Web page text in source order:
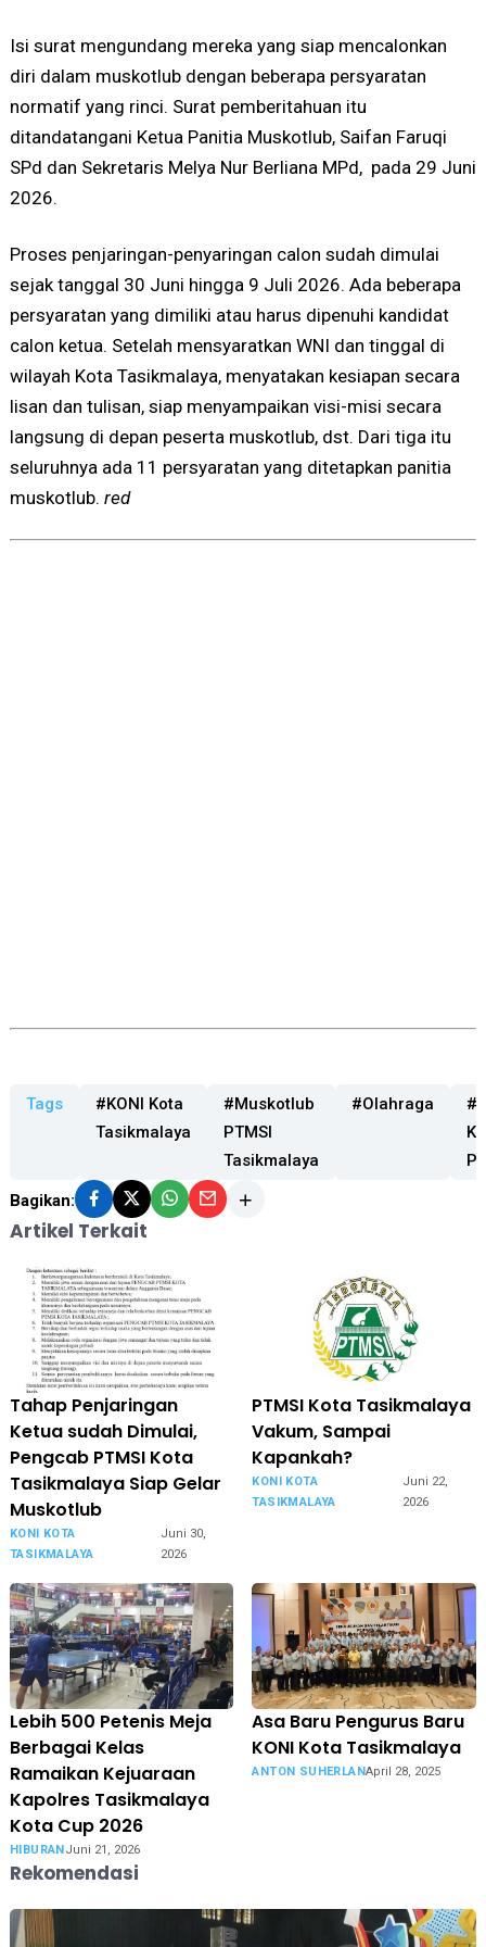
Isi surat mengundang mereka yang siap mencalonkan
diri dalam muskotlub dengan beberapa persyaratan
normatif yang rinci. Surat pemberitahuan itu
ditandatangani Ketua Panitia Muskotlub, Saifan Faruqi
SPd dan Sekretaris Melya Nur Berliana MPd, pada 29 Juni
2026.
Proses penjaringan-penyaringan calon sudah dimulai
sejak tanggal 30 Juni hingga 9 Juli 2026. Ada beberapa
persyaratan yang dimiliki atau harus dipenuhi kandidat
calon ketua. Setelah mensyaratkan WNI dan tinggal di
wilayah Kota Tasikmalaya, menyatakan kesiapan secara
lisan dan tulisan, siap menyampaikan visi-misi secara
langsung di depan peserta muskotlub, dst. Dari tiga itu
seluruhnya ada 11 persyaratan yang ditetapkan panitia
muskotlub. red
Tags
#KONI Kota
Tasikmalaya
#Muskotlub
PTMSI
Tasikmalaya
#Olahraga
Bagikan:
Artikel Terkait
Tahap Penjaringan
Ketua sudah Dimulai,
Pengcab PTMSI Kota
Tasikmalaya Siap Gelar
Muskotlub
KONI KOTA
TASIKMALAYA
Juni 30,
2026
PTMSI Kota Tasikmalaya
Vakum, Sampai
Kapankah?
KONI KOTA
TASIKMALAYA
Juni 22,
2026
Lebih 500 Petenis Meja
Berbagai Kelas
Ramaikan Kejuaraan
Kapolres Tasikmalaya
Kota Cup 2026
HIBURAN Juni 21, 2026
Asa Baru Pengurus Baru
KONI Kota Tasikmalaya
ANTON SUHERLANApril 28, 2025
Rekomendasi